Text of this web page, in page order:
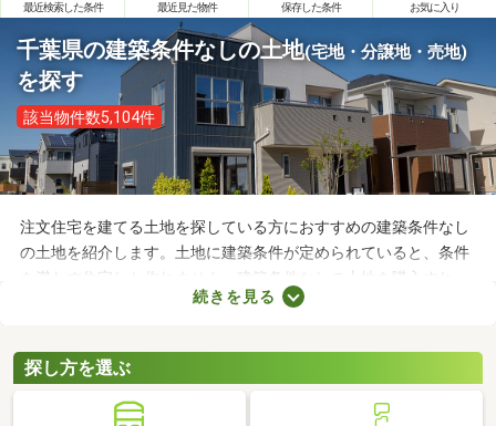
最近検索した条件 最近見た物件 保存した条件 お気に入り
千葉県の建築条件なしの土地(宅地・分譲地・売地)
を探す
該当物件数5,104件
注文住宅を建てる土地を探している方におすすめの建築条件なし
の土地を紹介します。土地に建築条件が定められていると、条件
を満たす住宅しか作れません。建築条件なしの土地を購入すれ
ば、自由度の高い注文住宅を建てられるため、家族全員の理想を
境をチェックして、好みの場所にある土地を購入しましょう。
続きを見る
探し方を選ぶ